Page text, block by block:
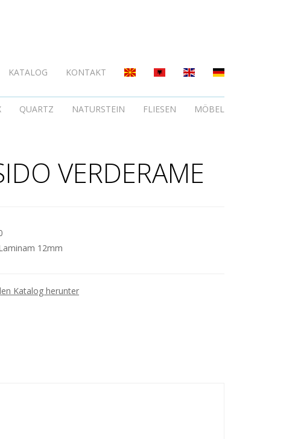
KATALOG KONTAKT
QUARTZ NATURSTEIN FLIESEN MÖBEL
VERDERAME
12mm
Katalog herunter